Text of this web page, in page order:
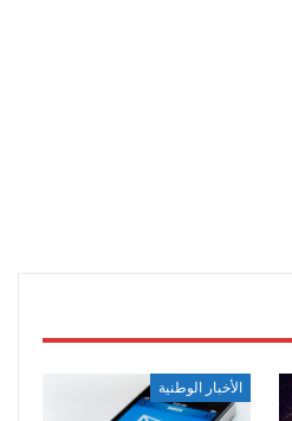
الأخبار الوطنية